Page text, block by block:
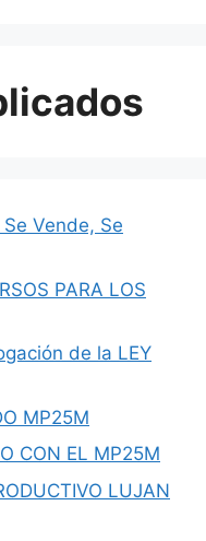
Vende, Se
PARA LOS
de la LEY
MP25M
CON EL MP25M
LUJAN